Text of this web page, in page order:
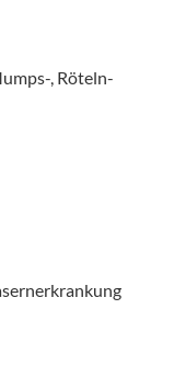
, Röteln-